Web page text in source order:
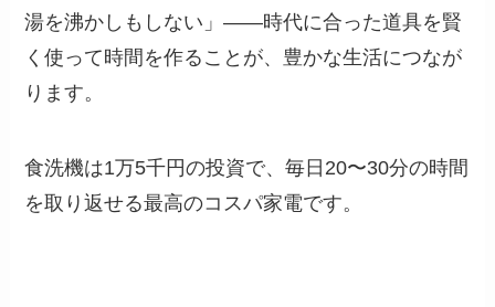
湯を沸かしもしない」——時代に合った道具を賢
く使って時間を作ることが、豊かな生活につなが
ります。
食洗機は1万5千円の投資で、毎日20〜30分の時間
を取り返せる最高のコスパ家電です。